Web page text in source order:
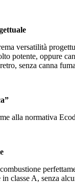
versatilità
potente, oppure
senza canna
alla normativa
classe A, senza